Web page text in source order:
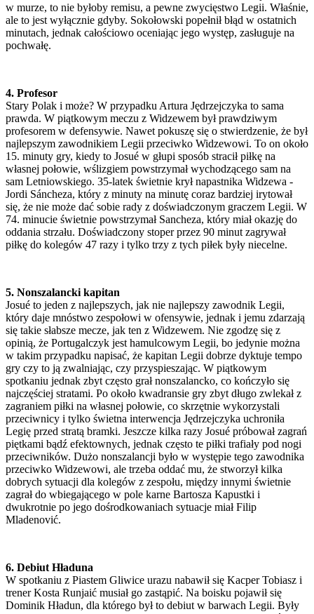
w murze, to nie byłoby remisu, a pewne zwycięstwo Legii. Właśnie,
ale to jest wyłącznie gdyby. Sokołowski popełnił błąd w ostatnich
minutach, jednak całościowo oceniając jego występ, zasługuje na
pochwałę.
4. Profesor
Stary Polak i może? W przypadku Artura Jędrzejczyka to sama
prawda. W piątkowym meczu z Widzewem był prawdziwym
profesorem w defensywie. Nawet pokuszę się o stwierdzenie, że był
najlepszym zawodnikiem Legii przeciwko Widzewowi. To on około
15. minuty gry, kiedy to Josué w głupi sposób stracił piłkę na
własnej połowie, wślizgiem powstrzymał wychodzącego sam na
sam Letniowskiego. 35-latek świetnie krył napastnika Widzewa -
Jordi Sáncheza, który z minuty na minutę coraz bardziej irytował
się, że nie może dać sobie rady z doświadczonym graczem Legii. W
74. minucie świetnie powstrzymał Sancheza, który miał okazję do
oddania strzału. Doświadczony stoper przez 90 minut zagrywał
piłkę do kolegów 47 razy i tylko trzy z tych piłek były niecelne.
5. Nonszalancki kapitan
Josué to jeden z najlepszych, jak nie najlepszy zawodnik Legii,
który daje mnóstwo zespołowi w ofensywie, jednak i jemu zdarzają
się takie słabsze mecze, jak ten z Widzewem. Nie zgodzę się z
opinią, że Portugalczyk jest hamulcowym Legii, bo jedynie można
w takim przypadku napisać, że kapitan Legii dobrze dyktuje tempo
gry czy to ją zwalniając, czy przyspieszając. W piątkowym
spotkaniu jednak zbyt często grał nonszalancko, co kończyło się
najczęściej stratami. Po około kwadransie gry zbyt długo zwlekał z
zagraniem piłki na własnej połowie, co skrzętnie wykorzystali
przeciwnicy i tylko świetna interwencja Jędrzejczyka uchroniła
Legię przed stratą bramki. Jeszcze kilka razy Josué próbował zagrań
piętkami bądź efektownych, jednak często te piłki trafiały pod nogi
przeciwników. Dużo nonszalancji było w występie tego zawodnika
przeciwko Widzewowi, ale trzeba oddać mu, że stworzył kilka
dobrych sytuacji dla kolegów z zespołu, między innymi świetnie
zagrał do wbiegającego w pole karne Bartosza Kapustki i
dwukrotnie po jego dośrodkowaniach sytuacje miał Filip
Mladenović.
6. Debiut Hładuna
W spotkaniu z Piastem Gliwice urazu nabawił się Kacper Tobiasz i
trener Kosta Runjaić musiał go zastąpić. Na boisku pojawił się
Dominik Hładun, dla którego był to debiut w barwach Legii. Były